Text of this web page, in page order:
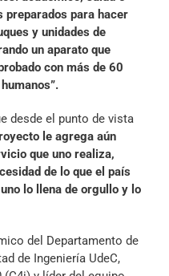
preparados para hacer
y unidades de
un aparato que
con más de 60
desde el punto de vista
le agrega aún
que uno realiza,
de lo que el país
lo llena de orgullo y lo
del Departamento de
de Ingeniería UdeC,